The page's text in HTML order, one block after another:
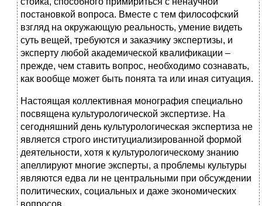
постановкой вопроса. Вместе с тем философский
взгляд на окружающую реальность, умение видеть
суть вещей, требуются и заказчику экспертизы, и
эксперту любой академической квалификации –
прежде, чем ставить вопрос, необходимо сознавать,
как вообще может быть понята та или иная ситуация.
Настоящая коллективная монография специально
посвящена культурологической экспертизе. На
сегодняшний день культурологическая экспертиза не
является строго институциализированной формой
деятельности, хотя к культурологическому знанию
апеллируют многие эксперты, а проблемы культуры
являются едва ли не центральными при обсуждении
политических, социальных и даже экономических
вопросов.